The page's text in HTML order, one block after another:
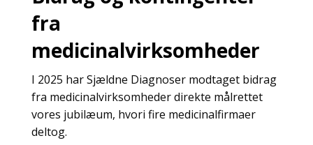
fra
medicinalvirksomheder
I 2025 har Sjældne Diagnoser modtaget bidrag
fra medicinalvirksomheder direkte målrettet
vores jubilæum, hvori fire medicinalfirmaer
deltog.